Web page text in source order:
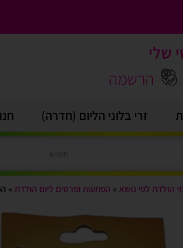
שלי
הרשמה
זרי בלוני הליום (חדרה)
הולדת לפי נושא » הפתעות ופרסים ליום הולדת »